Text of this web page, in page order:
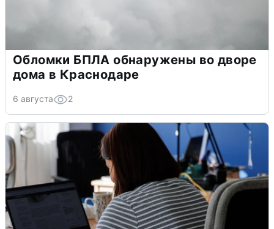
Обломки БПЛА обнаружены во дворе
дома в Краснодаре
6 августа 2